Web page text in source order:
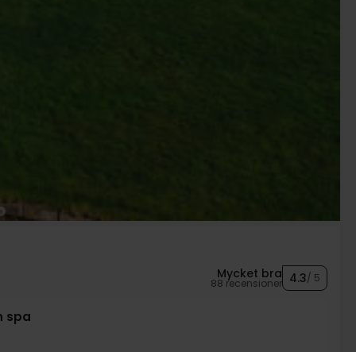
Mycket bra
88 recensioner 4.3/ 5
spa